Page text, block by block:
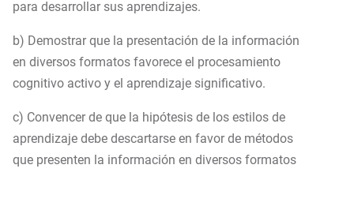
para desarrollar sus aprendizajes.
b) Demostrar que la presentación de la información
en diversos formatos favorece el procesamiento
cognitivo activo y el aprendizaje significativo.
c) Convencer de que la hipótesis de los estilos de
aprendizaje debe descartarse en favor de métodos
que presenten la información en diversos formatos